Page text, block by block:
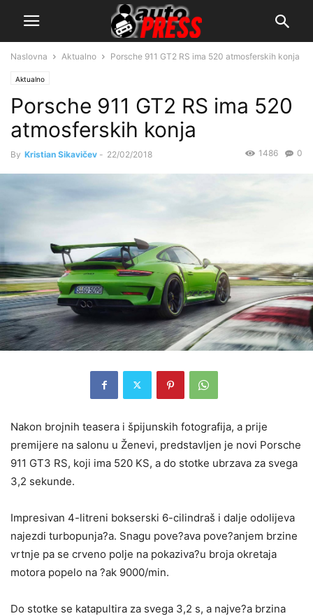
Naslovna Aktualno Porsche 911 GT2 RS ima 520 atmosferskih konja
Aktualno
Porsche 911 GT2 RS ima 520
atmosferskih konja
By Kristian Sikavičev - 22/02/2018 0
1486
Nakon brojnih teasera i špijunskih fotografija, a prije
premijere na salonu u Ženevi, predstavljen je novi Porsche
911 GT3 RS, koji ima 520 KS, a do stotke ubrzava za svega
3,2 sekunde.
Impresivan 4-litreni bokserski 6-cilindraš i dalje odolijeva
najezdi turbopunja?a. Snagu pove?ava pove?anjem brzine
vrtnje pa se crveno polje na pokaziva?u broja okretaja
motora popelo na ?ak 9000/min.
Do stotke se katapultira za svega 3,2 s, a najve?a brzina